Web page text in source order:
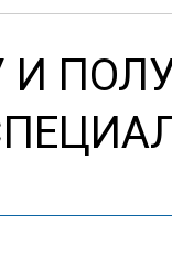
И